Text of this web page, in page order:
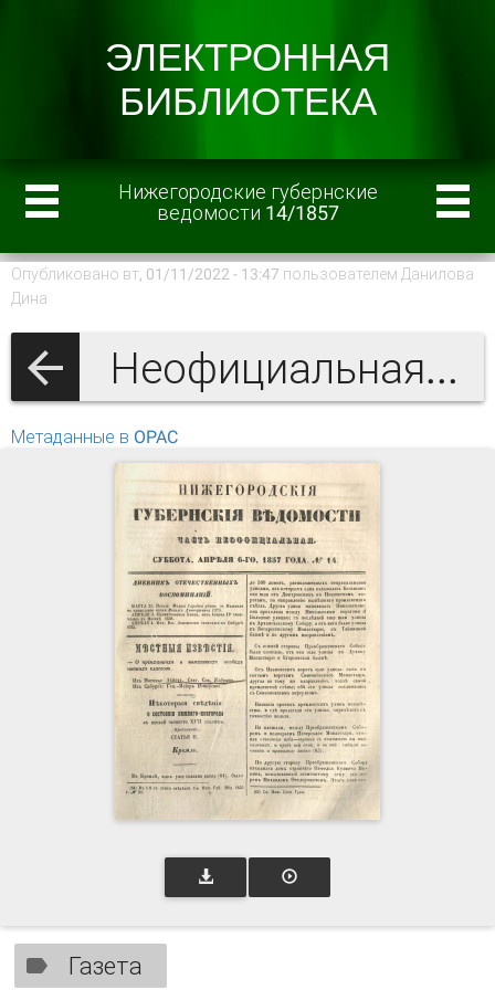
Нижегородские губернские
ведомости 14/1857
Опубликовано вт, 01/11/2022 - 13:47 пользователем Данилова
Дина
Неофициальная часть
Метаданные в OPAC
Газета